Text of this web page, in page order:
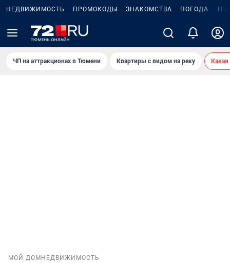
НЕДВИЖИМОСТЬ ПРОМОКОДЫ ЗНАКОМСТВА ПОГОДА
ЧП на аттракционах в Тюмени Квартиры с видом на реку
МОЙ ДОМ НЕДВИЖИМОСТЬ